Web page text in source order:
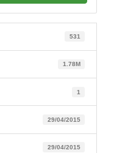
531
1.78M
1
29/04/2015
29/04/2015